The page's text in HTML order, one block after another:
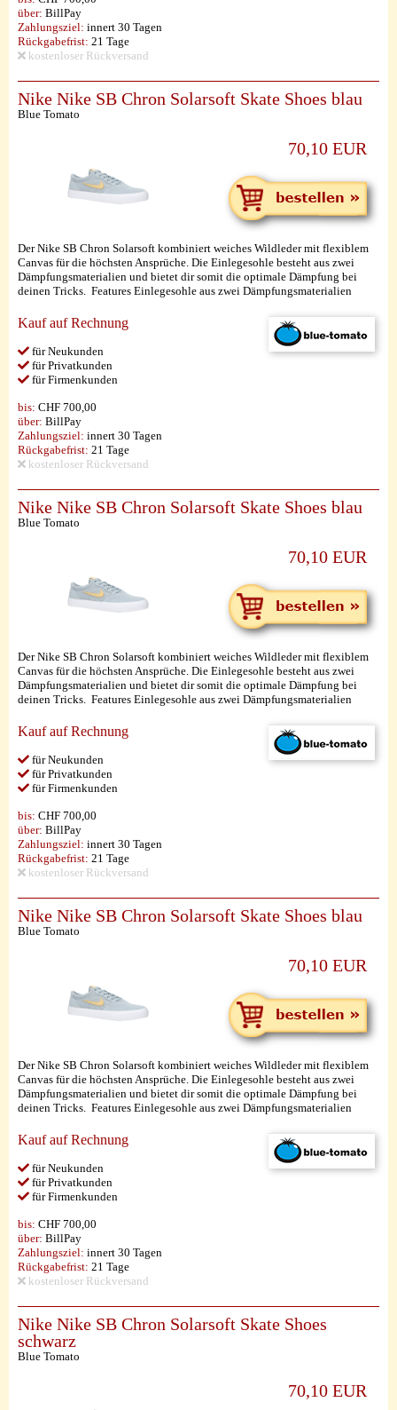
über: BillPay
Zahlungsziel: innert 30 Tagen
Rückgabefrist: 21 Tage
kostenloser Rückversand
Nike Nike SB Chron Solarsoft Skate Shoes blau
Blue Tomato
70,10 EUR
Der Nike SB Chron Solarsoft kombiniert weiches Wildleder mit flexiblem
Canvas für die höchsten Ansprüche. Die Einlegesohle besteht aus zwei
Dämpfungsmaterialien und bietet dir somit die optimale Dämpfung bei
deinen Tricks. Features Einlegesohle aus zwei Dämpfungsmaterialien
Kauf auf Rechnung
für Neukunden
für Privatkunden
für Firmenkunden
bis: CHF 700,00
über: BillPay
Zahlungsziel: innert 30 Tagen
Rückgabefrist: 21 Tage
kostenloser Rückversand
Nike Nike SB Chron Solarsoft Skate Shoes blau
Blue Tomato
70,10 EUR
Der Nike SB Chron Solarsoft kombiniert weiches Wildleder mit flexiblem
Canvas für die höchsten Ansprüche. Die Einlegesohle besteht aus zwei
Dämpfungsmaterialien und bietet dir somit die optimale Dämpfung bei
deinen Tricks. Features Einlegesohle aus zwei Dämpfungsmaterialien
Kauf auf Rechnung
für Neukunden
für Privatkunden
für Firmenkunden
bis: CHF 700,00
über: BillPay
Zahlungsziel: innert 30 Tagen
Rückgabefrist: 21 Tage
kostenloser Rückversand
Nike Nike SB Chron Solarsoft Skate Shoes blau
Blue Tomato
70,10 EUR
Der Nike SB Chron Solarsoft kombiniert weiches Wildleder mit flexiblem
Canvas für die höchsten Ansprüche. Die Einlegesohle besteht aus zwei
Dämpfungsmaterialien und bietet dir somit die optimale Dämpfung bei
deinen Tricks. Features Einlegesohle aus zwei Dämpfungsmaterialien
Kauf auf Rechnung
für Neukunden
für Privatkunden
für Firmenkunden
bis: CHF 700,00
über: BillPay
Zahlungsziel: innert 30 Tagen
Rückgabefrist: 21 Tage
kostenloser Rückversand
Nike Nike SB Chron Solarsoft Skate Shoes
schwarz
Blue Tomato
70,10 EUR